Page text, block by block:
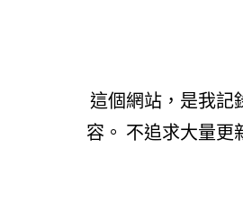
這個網站，是我記
容。 不追求大量更